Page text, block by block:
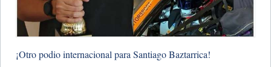
¡Otro podio internacional para Santiago Baztarrica!